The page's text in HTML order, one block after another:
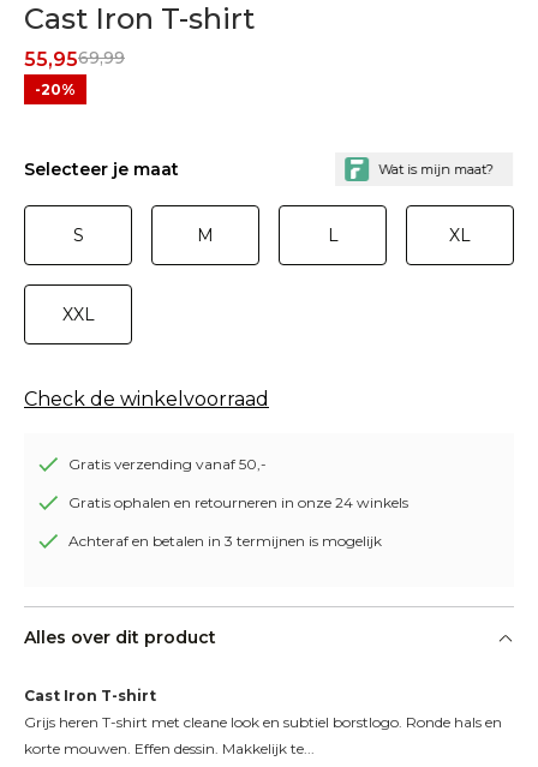
Cast Iron T-shirt
69,99
55,95
-20%
Selecteer je maat
S M L XL
XXL
Check de winkelvoorraad
Gratis verzending vanaf 50,-
Gratis ophalen en retourneren in onze 24 winkels
Achteraf en betalen in 3 termijnen is mogelijk
Alles over dit product
Cast Iron T-shirt
Grijs heren T-shirt met cleane look en subtiel borstlogo. Ronde hals en
korte mouwen. Effen dessin. Makkelijk te...